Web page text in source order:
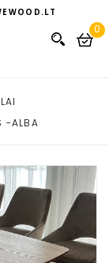
0
-ALBA